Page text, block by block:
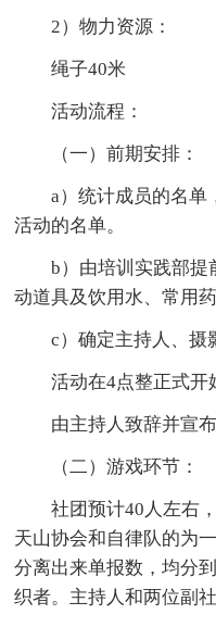
2）物力资源：
绳子40米
活动流程：
（一）前期安排：
a）统计成员的名单
活动的名单。
b）由培训实践部提
动道具及饮用水、常用药
c）确定主持人、摄
活动在4点整正式开
由主持人致辞并宣
（二）游戏环节：
社团预计40人左右
天山协会和自律队的为
分离出来单报数，均分
织者。主持人和两位副